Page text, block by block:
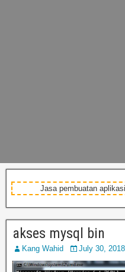
Jasa pembuatan
akses mysql bin
Kang Wahid July 30, 2018